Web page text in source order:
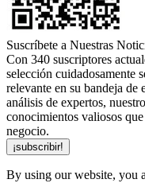
Suscríbete a Nuestras
Con 340 suscriptores
selección cuidadosamente
relevante en su bandeja de
análisis de expertos,
conocimientos valiosos
negocio.
By using our website, you